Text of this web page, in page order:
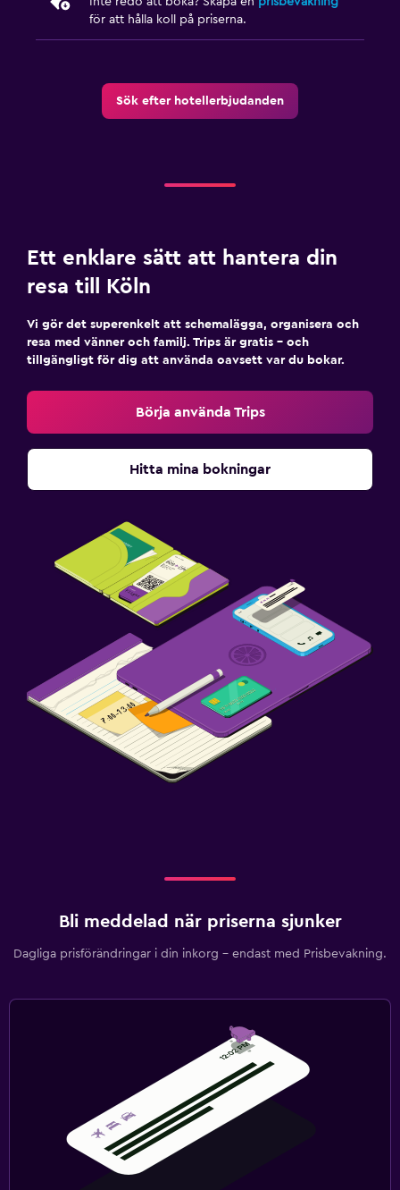
för att hålla koll på priserna.
Sök efter hotellerbjudanden
Ett enklare sätt att hantera din
resa till Köln
Vi gör det superenkelt att schemalägga, organisera och
resa med vänner och familj. Trips är gratis – och
tillgängligt för dig att använda oavsett var du bokar.
Börja använda Trips
Hitta mina bokningar
Bli meddelad när priserna sjunker
Dagliga prisförändringar i din inkorg – endast med Prisbevakning.